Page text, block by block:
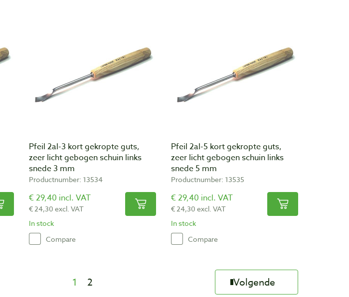
Pfeil 2al-3 kort gekropte guts,
zeer licht gebogen schuin links
snede 3 mm
Productnumber: 13534
€ 29,40 incl. VAT
€ 24,30 excl. VAT
In stock
Compare
Pfeil 2al-5 kort gekropte guts,
zeer licht gebogen schuin links
snede 5 mm
Productnumber: 13535
€ 29,40 incl. VAT
€ 24,30 excl. VAT
In stock
Compare
1 2 Volgende